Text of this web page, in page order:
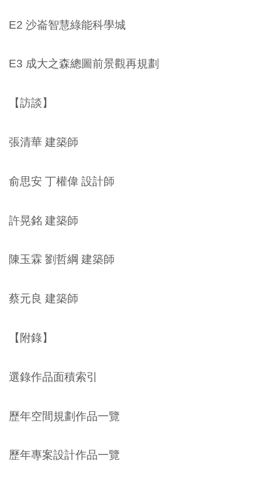
E2 沙崙智慧綠能科學城
E3 成大之森總圖前景觀再規劃
【訪談】
張清華 建築師
俞思安 丁權偉 設計師
許晃銘 建築師
陳玉霖 劉哲綱 建築師
蔡元良 建築師
【附錄】
選錄作品面積索引
歷年空間規劃作品一覽
歷年專案設計作品一覽